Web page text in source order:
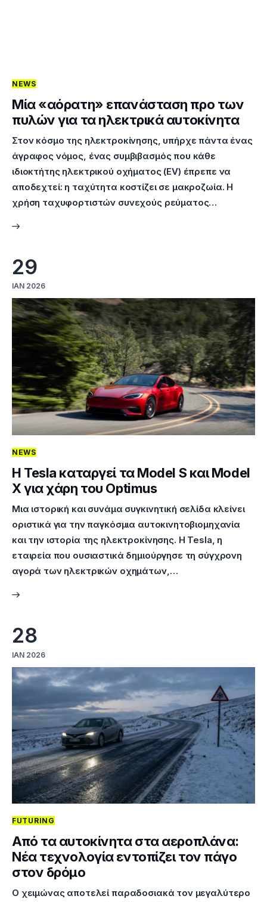
NEWS
Μία «αόρατη» επανάσταση προ των
πυλών για τα ηλεκτρικά αυτοκίνητα
Στον κόσμο της ηλεκτροκίνησης, υπήρχε πάντα ένας
άγραφος νόμος, ένας συμβιβασμός που κάθε
ιδιοκτήτης ηλεκτρικού οχήματος (EV) έπρεπε να
αποδεχτεί: η ταχύτητα κοστίζει σε μακροζωία. Η
χρήση ταχυφορτιστών συνεχούς ρεύματος…
29
ΙΑΝ 2026
NEWS
H Tesla καταργεί τα Model S και Model
X για χάρη του Optimus
Μια ιστορική και συνάμα συγκινητική σελίδα κλείνει
οριστικά για την παγκόσμια αυτοκινητοβιομηχανία
και την ιστορία της ηλεκτροκίνησης. Η Tesla, η
εταιρεία που ουσιαστικά δημιούργησε τη σύγχρονη
αγορά των ηλεκτρικών οχημάτων,…
28
ΙΑΝ 2026
FUTURING
Από τα αυτοκίνητα στα αεροπλάνα:
Νέα τεχνολογία εντοπίζει τον πάγο
στον δρόμο
Ο χειμώνας αποτελεί παραδοσιακά τον μεγαλύτερο